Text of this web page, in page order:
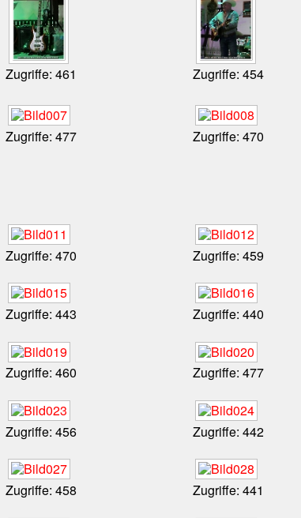
Zugriffe: 461 Zugriffe: 454
Zugriffe: 477 Zugriffe: 470
Zugriffe: 470 Zugriffe: 459
Zugriffe: 443 Zugriffe: 440
Zugriffe: 460 Zugriffe: 477
Zugriffe: 456 Zugriffe: 442
Zugriffe: 458 Zugriffe: 441